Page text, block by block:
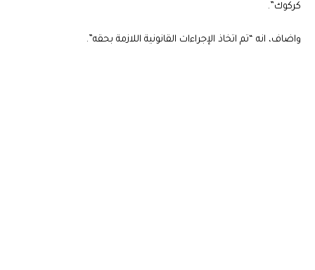
كركوك”.
واضاف، انه “تم اتخاذ الإجراءات القانونية اللازمة بحقه”.